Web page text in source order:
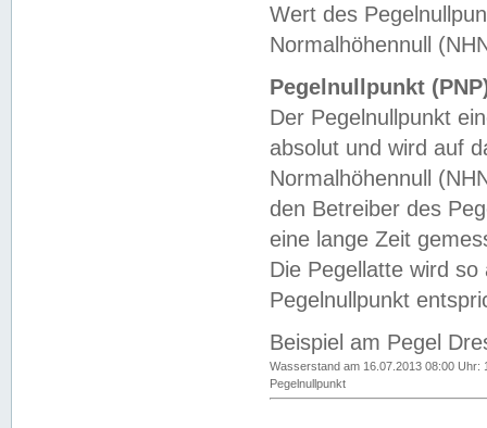
Wert des
Normalhöhennull
Pegelnullpunkt
Der Pegelnullpunkt
absolut und wird auf
Normalhöhennull
den Betreiber des
eine lange Zeit
Die Pegellatte wird
Pegelnullpunkt
Beispiel am Pegel
Wasserstand am 16.07.2013 08:00 Uhr:
Pegelnullpunkt